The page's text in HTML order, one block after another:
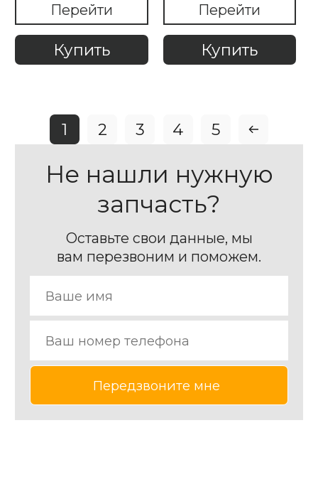
Перейти
Купить
Перейти
Купить
1 2 3 4 5
Не нашли нужную
запчасть?
Оставьте свои данные, мы
вам перезвоним и поможем.